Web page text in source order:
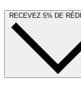
RECEVEZ 5% DE